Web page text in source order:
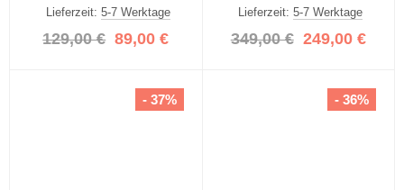
Lieferzeit: 5-7 Werktage
129,00 € 89,00 €
Lieferzeit:5-7 Werktage
349,00 € 249,00 €
- 37% - 36%